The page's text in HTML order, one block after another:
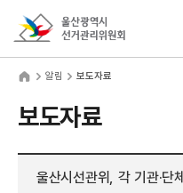
알림 보도자료
보도자료
울산시선관위, 각 기관·단